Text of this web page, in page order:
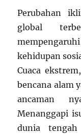
Perubahan
global
kehidupan
Cuaca
bencana alam
ancaman
Menanggapi
dunia